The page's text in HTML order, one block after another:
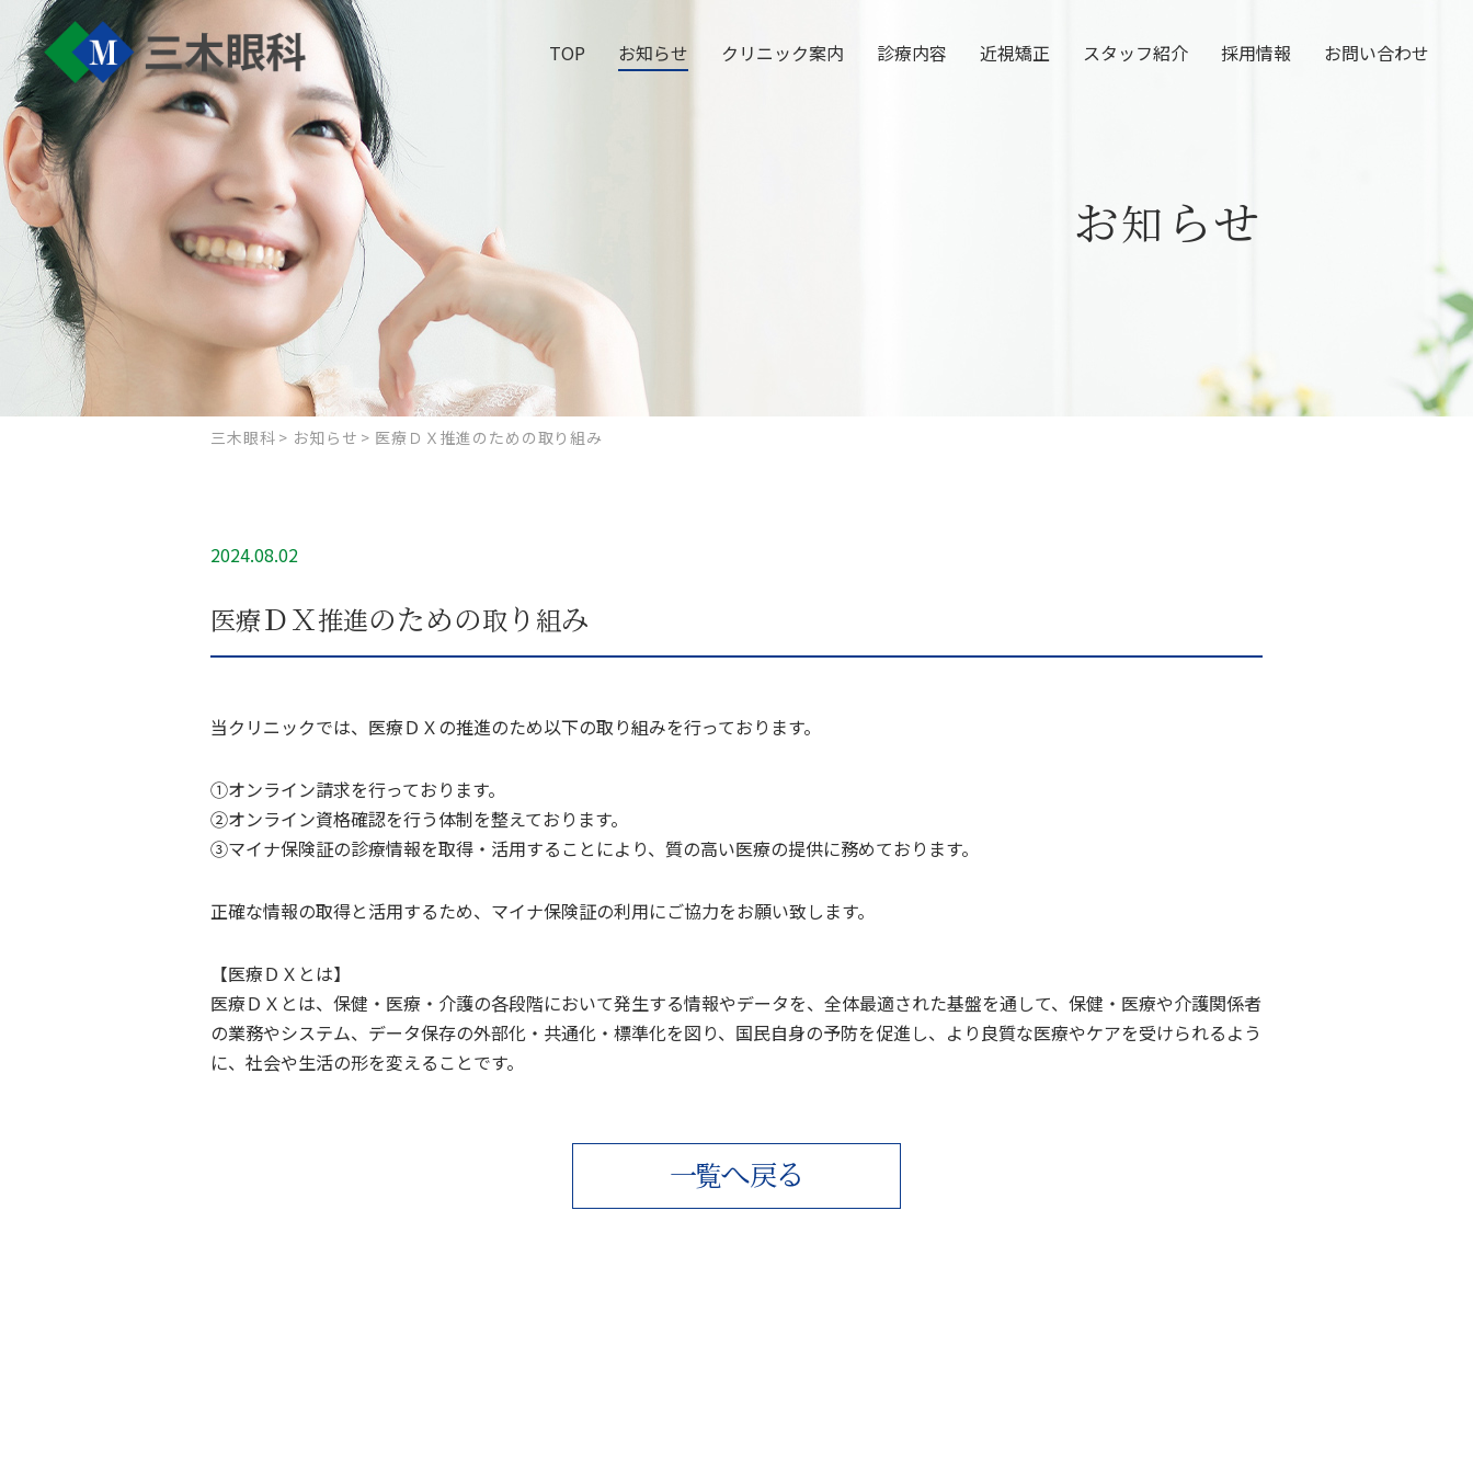
TOP お知らせ クリニック案内 診療内容 近視矯正 スタッフ紹介 採用情報 お問い合わせ
お知 らせ
三木眼科 お知らせ 医療ＤＸ推進のための取り組み
2024.08.02
医療ＤＸ推進のための取 り 組み
当クリニックでは、医療ＤＸの推進のため以下の取り組みを行っております。
①オンライン請求を行っております。
②オンライン資格確認を行う体制を整えております。
③マイナ保険証の診療情報を取得・活用することにより、質の高い医療の提供に務めております。
正確な情報の取得と活用するため、マイナ保険証の利用にご協力をお願い致します。
【医療ＤＸとは】
医療ＤＸとは、保健・医療・介護の各段階において発生する情報やデータを、全体最適された基盤を通して、保健・医療や介護関係者
の業務やシステム、データ保存の外部化・共通化・標準化を図り、国民自身の予防を促進し、より良質な医療やケアを受けられるよう
に、社会や生活の形を変えることです。
一覧へ戻る